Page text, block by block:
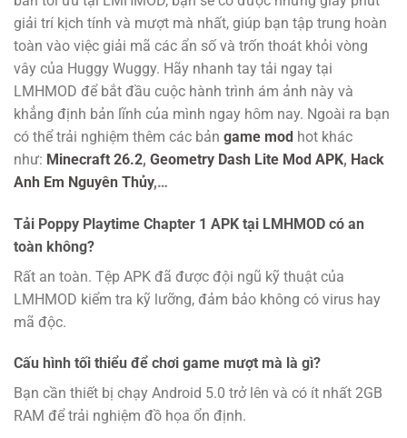
giải trí kịch tính và mượt mà nhất, giúp bạn tập trung hoàn
toàn vào việc giải mã các ẩn số và trốn thoát khỏi vòng
vây của Huggy Wuggy. Hãy nhanh tay tải ngay tại
LMHMOD để bắt đầu cuộc hành trình ám ảnh này và
khẳng định bản lĩnh của mình ngay hôm nay. Ngoài ra bạn
có thể trải nghiệm thêm các bản game mod hot khác
như: Minecraft 26.2, Geometry Dash Lite Mod APK, Hack
Anh Em Nguyên Thủy,…
Tải Poppy Playtime Chapter 1 APK tại LMHMOD có an
toàn không?
Rất an toàn. Tệp APK đã được đội ngũ kỹ thuật của
LMHMOD kiểm tra kỹ lưỡng, đảm bảo không có virus hay
mã độc.
Cấu hình tối thiểu để chơi game mượt mà là gì?
Bạn cần thiết bị chạy Android 5.0 trở lên và có ít nhất 2GB
RAM để trải nghiệm đồ họa ổn định.